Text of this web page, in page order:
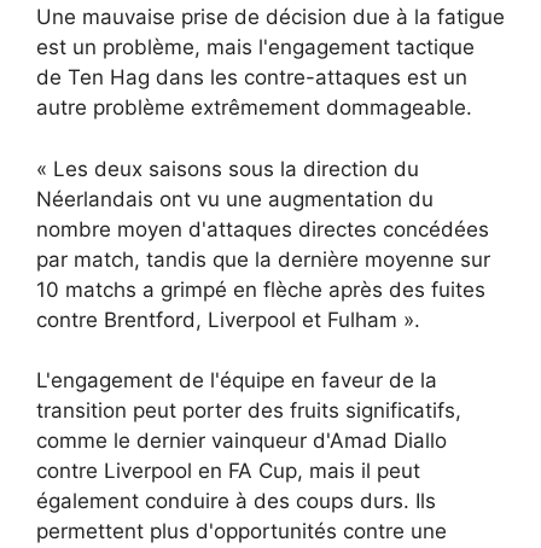
Une mauvaise prise de décision due à la fatigue
est un problème, mais l'engagement tactique
de Ten Hag dans les contre-attaques est un
autre problème extrêmement dommageable.
« Les deux saisons sous la direction du
Néerlandais ont vu une augmentation du
nombre moyen d'attaques directes concédées
par match, tandis que la dernière moyenne sur
10 matchs a grimpé en flèche après des fuites
contre Brentford, Liverpool et Fulham ».
L'engagement de l'équipe en faveur de la
transition peut porter des fruits significatifs,
comme le dernier vainqueur d'Amad Diallo
contre Liverpool en FA Cup, mais il peut
également conduire à des coups durs. Ils
permettent plus d'opportunités contre une